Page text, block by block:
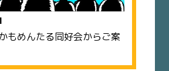
もめんたる同好会からご案